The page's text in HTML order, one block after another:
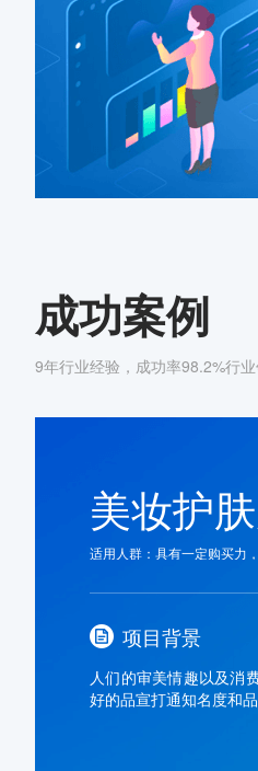
成功案例
9年行业经验，成功率98.2%行
美妆护
适用人群：具有一定购买力
项目背景
人们的审美情趣以及消
好的品宣打通知名度和